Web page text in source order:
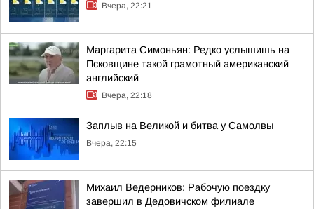
Вчера, 22:21
Маргарита Симоньян: Редко услышишь на
Псковщине такой грамотный американский
английский
Вчера, 22:18
Заплыв на Великой и битва у Самолвы
Вчера, 22:15
Михаил Ведерников: Рабочую поездку
завершил в Дедовичском филиале